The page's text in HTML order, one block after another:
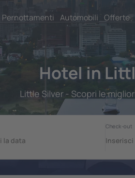
Pernottamenti Automobili Offerte
Hotel in
Little Silver - Scopri le